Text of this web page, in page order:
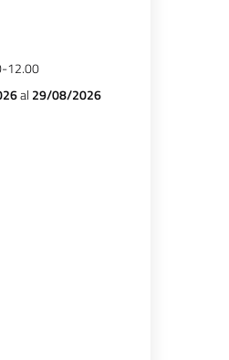
12.00
al 29/08/2026